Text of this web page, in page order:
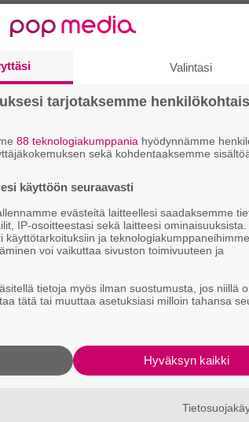
Valintasi
tarjotaksemme
88 teknologiakumppania hyödynnämme
sekä kohdentaaksemme
käyttöön seuraavasti
evästeitä laitteellesi saadaksemme
IP-osoitteestasi sekä laitteesi
käyttötarkoituksiin ja teknologiakumppaneihimme
voi vaikuttaa sivuston toimivuuteen ja
tietoja myös ilman suostumusta, jos niillä
tätä tai muuttaa asetuksiasi milloin tahansa
Hyväksyn kaikki